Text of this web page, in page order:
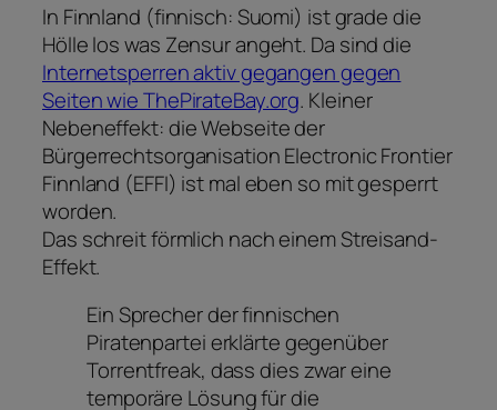
In Finnland (finnisch: Suomi) ist grade die
Hölle los was Zensur angeht. Da sind die
Internetsperren aktiv gegangen gegen
Seiten wie ThePirateBay.org. Kleiner
Nebeneffekt: die Webseite der
Bürgerrechtsorganisation Electronic Frontier
Finnland (EFFI) ist mal eben so mit gesperrt
worden.
Das schreit förmlich nach einem Streisand-
Effekt.
Ein Sprecher der finnischen
Piratenpartei erklärte gegenüber
Torrentfreak, dass dies zwar eine
temporäre Lösung für die